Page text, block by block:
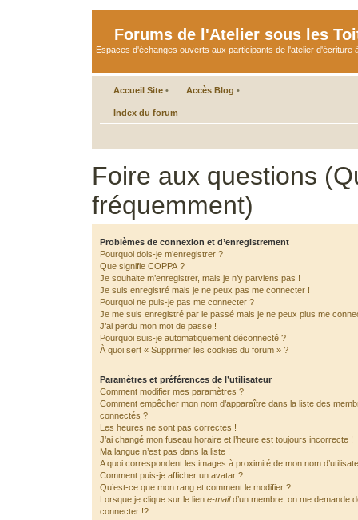
Forums de l'Atelier sous les
Espaces d'échanges ouverts aux participants de l'atelier d'écriture
Accueil Site • Accès Blog •
Index du forum
Foire aux questions
fréquemment)
Problèmes de connexion et d’enregistrement
Pourquoi dois-je m’enregistrer ?
Que signifie COPPA ?
Je souhaite m’enregistrer, mais je n’y parviens pas !
Je suis enregistré mais je ne peux pas me connecter !
Pourquoi ne puis-je pas me connecter ?
Je me suis enregistré par le passé mais je ne peux plus me
J’ai perdu mon mot de passe !
Pourquoi suis-je automatiquement déconnecté ?
À quoi sert « Supprimer les cookies du forum » ?
Paramètres et préférences de l’utilisateur
Comment modifier mes paramètres ?
Comment empêcher mon nom d’apparaître dans la liste des
connectés ?
Les heures ne sont pas correctes !
J’ai changé mon fuseau horaire et l’heure est toujours incorrecte !
Ma langue n’est pas dans la liste !
A quoi correspondent les images à proximité de mon nom
Comment puis-je afficher un avatar ?
Qu’est-ce que mon rang et comment le modifier ?
Lorsque je clique sur le lien e-maild’un membre, on me demande
connecter !?